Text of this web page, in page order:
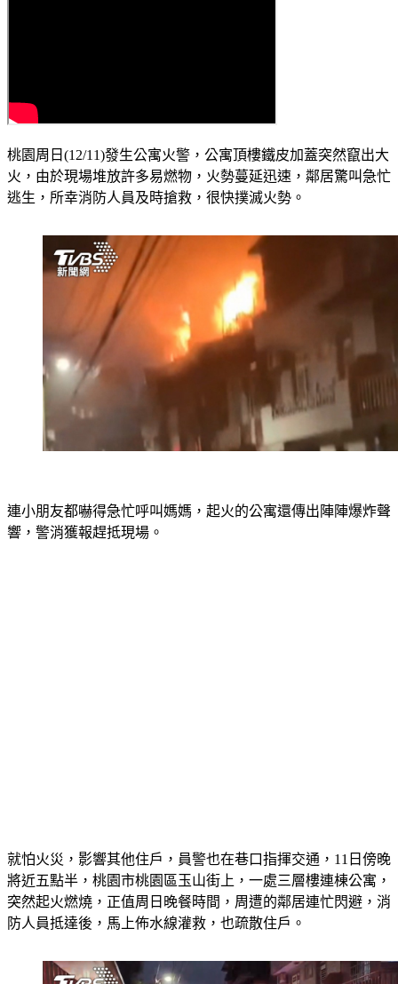
火，由於現場堆放許多易燃物，火勢蔓延迅速，鄰居驚叫急忙
逃生，所幸消防人員及時搶救，很快撲滅火勢。
響，警消獲報趕抵現場。
將近五點半，桃園市桃園區玉山街上，一處三層樓連棟公寓，
突然起火燃燒，正值周日晚餐時間，周遭的鄰居連忙閃避，消
防人員抵達後，馬上佈水線灌救，也疏散住戶。